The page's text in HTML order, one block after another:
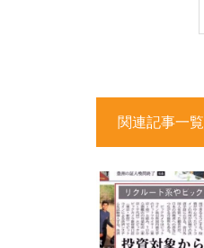
関連記事一覧